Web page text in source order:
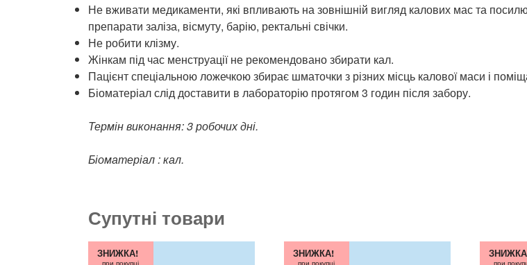
Не вживати медикаменти, які впливають на зовнішній вигляд калових мас та
препарати заліза, вісмуту, барію, ректальні свічки.
Не робити клізму.
Жінкам під час менструації не рекомендовано збирати кал.
Пацієнт спеціальною ложечкою збирає шматочки з різних місць калової маси і
Біоматеріал слід доставити в лабораторію протягом 3 годин після забору.
Термін виконання: 3 робочих дні.
Біоматеріал : кал.
Супутні товари
ЗНИЖКА!
при покупці
ЗНИЖКА!
при покупці при